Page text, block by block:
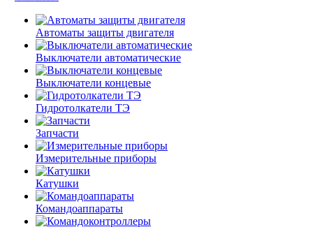
Автоматы защиты двигателя
Выключатели автоматические
Выключатели концевые
Гидротолкатели ТЭ
Запчасти
Измерительные приборы
Катушки
Командоаппараты